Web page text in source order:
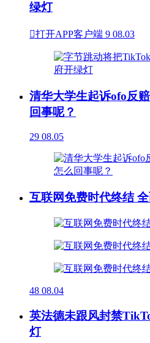
绿灯
打开APP客户端 9 08.03
清华大学生起诉ofo反
回事呢？
29 08.05
互联网免费时代终结
48 08.04
英法德未跟风封禁
灯